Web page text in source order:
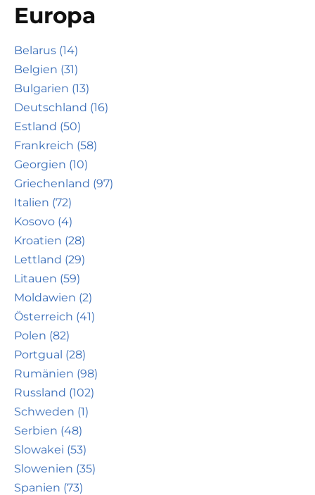
Europa
Belarus (14)
Belgien (31)
Bulgarien (13)
Deutschland (16)
Estland (50)
Frankreich (58)
Georgien (10)
Griechenland (97)
Italien (72)
Kosovo (4)
Kroatien (28)
Lettland (29)
Litauen (59)
Moldawien (2)
Österreich (41)
Polen (82)
Portgual (28)
Rumänien (98)
Russland (102)
Schweden (1)
Serbien (48)
Slowakei (53)
Slowenien (35)
Spanien (73)